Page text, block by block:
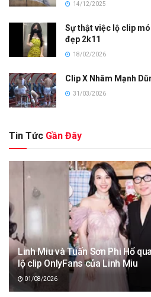
14/12/2025
Sự thật việc lộ clip
đẹp 2k11
18/02/2026
Clip X Nhâm Mạnh
31/03/2026
Tin Tức Gần Đây
Linh Miu và Tuấn Sơn Phi Hổ
lộ clip OnlyFans của Linh Miu
01/08/2026